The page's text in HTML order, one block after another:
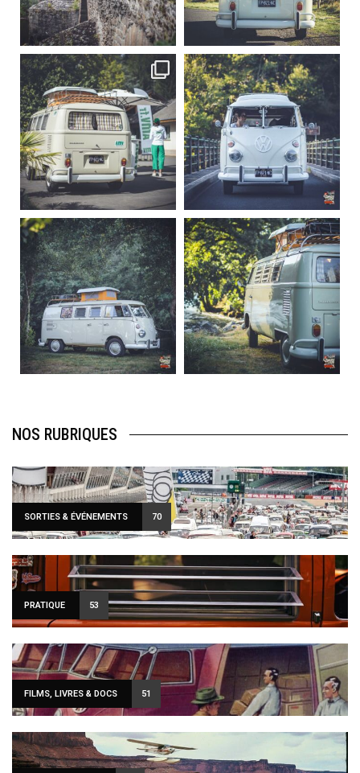
Sep 15
219
3
Sep 12
216
3
becombi
Sep 10
220
4
becombi
Août 10
177
0
becombi
Août 10
120
0
becombi
Août 10
108
0
NOS RUBRIQUES
SORTIES & ÉVÉNEMENTS 70
PRATIQUE 53
FILMS, LIVRES & DOCS 51